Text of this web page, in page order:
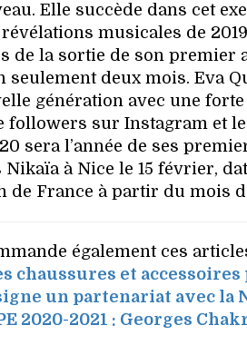
Elle succède dans cet
musicales de
de la sortie de son premier
seulement deux mois. Eva
génération avec une
followers sur Instagram et
sera l’année de ses
à Nice le 15 février,
de France à partir du mois
également ces
chaussures et accessoires
un partenariat avec la
2020-2021 : Georges